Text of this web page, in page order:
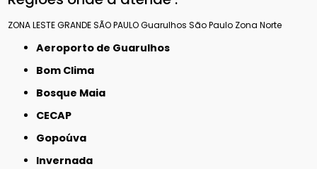
ZONA LESTEGRANDE SÃO PAULOGuarulhos São Paulo Zona Norte
Aeroporto de Guarulhos
Bom Clima
Bosque Maia
CECAP
Gopoúva
Invernada